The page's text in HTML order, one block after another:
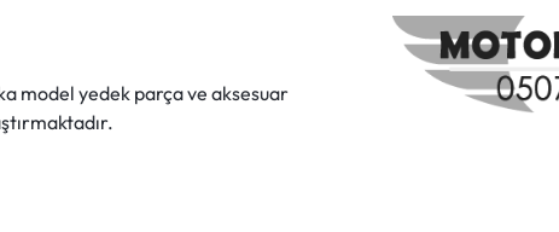
model yedek parça ve aksesuar